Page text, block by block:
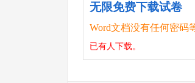
无限免费下载试卷
Word文档没有任何密码
已有人下载。